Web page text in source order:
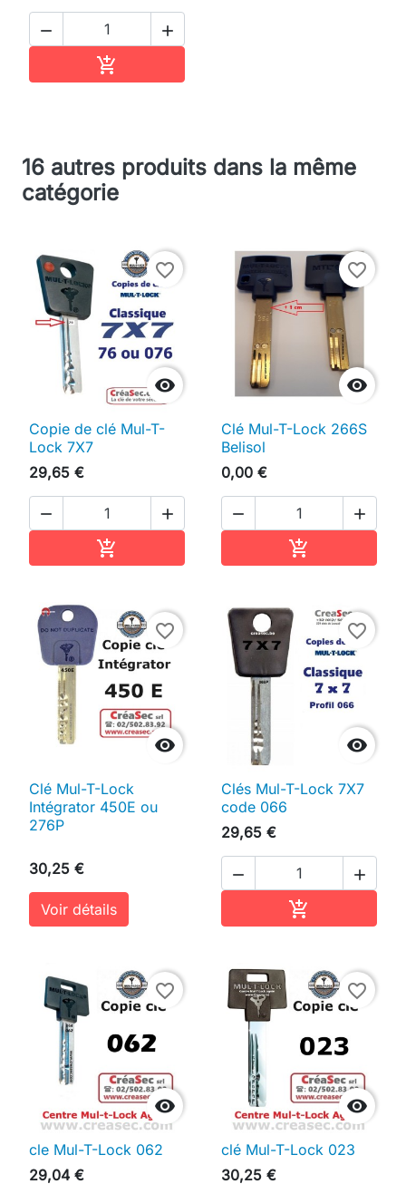
 

16 autres produits dans la même
catégorie

favorite_border
Copie de clé Mul-T-
Lock 7X7
29,65 €
 


favorite_border
Clé Mul-T-Lock 266S
Belisol
0,00 €
 


favorite_border
Clé Mul-T-Lock
Intégrator 450E ou
276P
30,25 €
Voir détails

favorite_border
Clés Mul-T-Lock 7X7
code 066
29,65 €
 


favorite_border
cle Mul-T-Lock 062
29,04 €

favorite_border
clé Mul-T-Lock 023
30,25 €